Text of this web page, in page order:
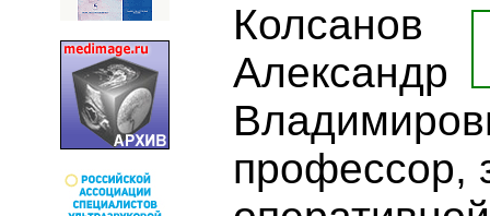
Колсанов
Александр
профессор,